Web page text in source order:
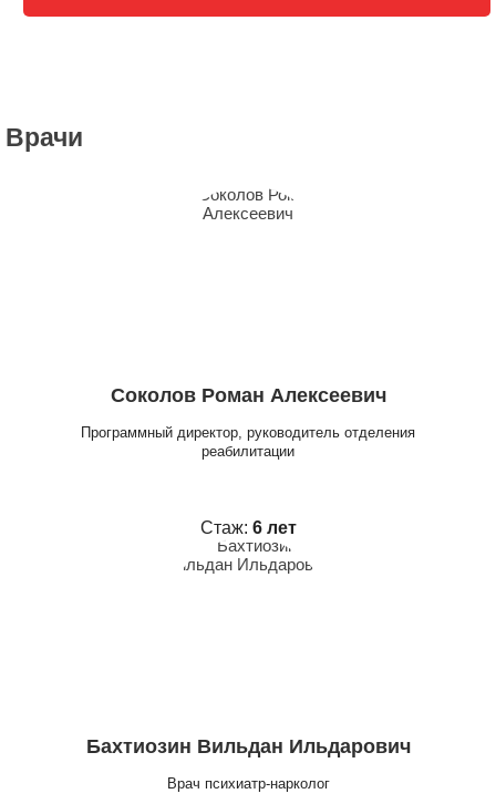
Врачи
Соколов Роман Алексеевич
Программный директор, руководитель отделения
реабилитации
Стаж: 6 лет
Бахтиозин Вильдан Ильдарович
Врач психиатр-нарколог